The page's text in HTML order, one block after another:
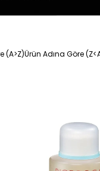
(A>Z)Ürün Adına Göre